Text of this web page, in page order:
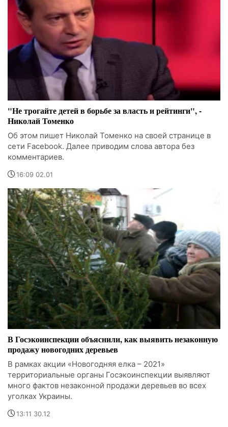
"Не трогайте детей в борьбе за власть и рейтинги", -
Николай Томенко
Об этом пишет Николай Томенко на своей странице в
сети Facebook. Далее приводим слова автора без
комментариев.
16:09 02.01
В Госэкоинспекции объяснили, как выявить незаконную
продажу новогодних деревьев
В рамках акции «Новогодняя елка – 2021»
территориальные органы Госэкоинспекции выявляют
много фактов незаконной продажи деревьев во всех
уголках Украины.
13:11 30.12